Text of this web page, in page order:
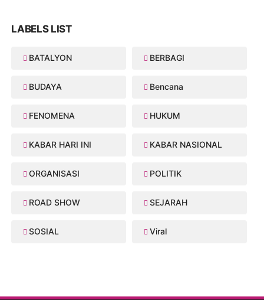
LABELS LIST
BATALYON BERBAGI
BUDAYA Bencana
FENOMENA HUKUM
KABAR HARI INI KABAR NASIONAL
ORGANISASI POLITIK
ROAD SHOW SEJARAH
SOSIAL Viral